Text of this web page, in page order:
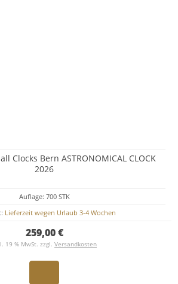
Clocks Bern ASTRONOMICAL CLOCK
2026
Auflage: 700 STK
Lieferzeit wegen Urlaub 3-4 Wochen
259,00 €
19 % MwSt. zzgl. Versandkosten